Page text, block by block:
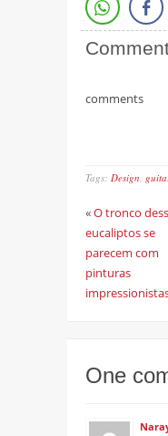
comments
Tags: Design
«O tronco
eucaliptos se
parecem com
pinturas
One